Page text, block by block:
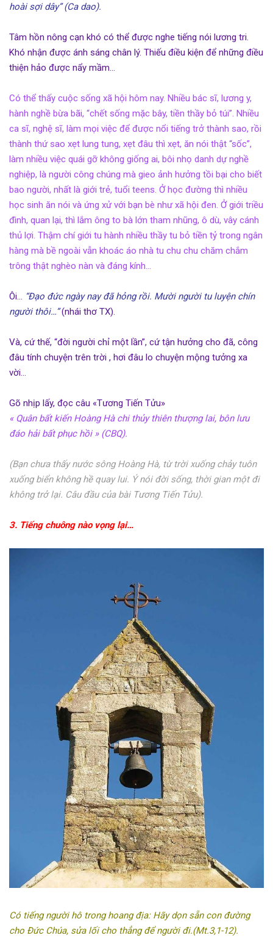
hoài sợi dây” (Ca dao).
Tâm hồn nông cạn khó có thể được nghe tiếng nói lương tri.
Khó nhận được ánh sáng chân lý. Thiếu điều kiện để những điều
thiện hảo được nẩy mầm…
Có thể thấy cuộc sống xã hội hôm nay. Nhiều bác sĩ, lương y,
hành nghề bừa bãi, “chết sống mặc bây, tiền thầy bỏ túi”. Nhiều
ca sĩ, nghệ sĩ, làm mọi việc để được nổi tiếng trở thành sao, rồi
thành thứ sao xẹt lung tung, xẹt đâu thì xẹt, ăn nói thật “sốc”,
làm nhiều việc quái gỡ không giống ai, bôi nhọ danh dự nghề
nghiệp, là người công chúng mà gieo ảnh hưởng tồi bại cho biết
bao người, nhất là giới trẻ, tuổi teens. Ở học đường thì nhiều
học sinh ăn nói và ứng xử với bạn bè như xã hội đen. Ở giới triều
đình, quan lại, thì lắm ông to bà lớn tham nhũng, ô dù, vây cánh
thủ lợi. Thậm chí giới tu hành nhiều thầy tu bỏ tiền tỷ trong ngân
hàng mà bề ngoài vẫn khoác áo nhà tu chu chu chăm chắm
trông thật nghèo nàn và đáng kính…
Ôi… “Đạo đức ngày nay đã hỏng rồi. Mười người tu luyện chín
người thôi…”(nhái thơ TX).
Và, cứ thế, “đời người chỉ một lần”, cứ tận hưởng cho đã, công
đâu tính chuyện trên trời , hơi đâu lo chuyện mộng tưởng xa
vời…
Gõ nhịp lấy, đọc câu «Tương Tiến Tửu»
« Quân bất kiến Hoàng Hà chi thủy thiên thượng lai, bôn lưu
đáo hải bất phục hồi » (CBQ).
(Bạn chưa thấy nước sông Hoàng Hà, từ trời xuống chảy tuôn
xuống biển không hề quay lui. Ý nói đời sống, thời gian một đi
không trở lại. Câu đầu của bài Tương Tiến Tửu).
3. Tiếng chuông nào vọng lại…
Có tiếng người hô trong hoang địa: Hãy dọn sẵn con đường
cho Đức Chúa, sửa lối cho thẳng để người đi.(Mt.3,1-12).